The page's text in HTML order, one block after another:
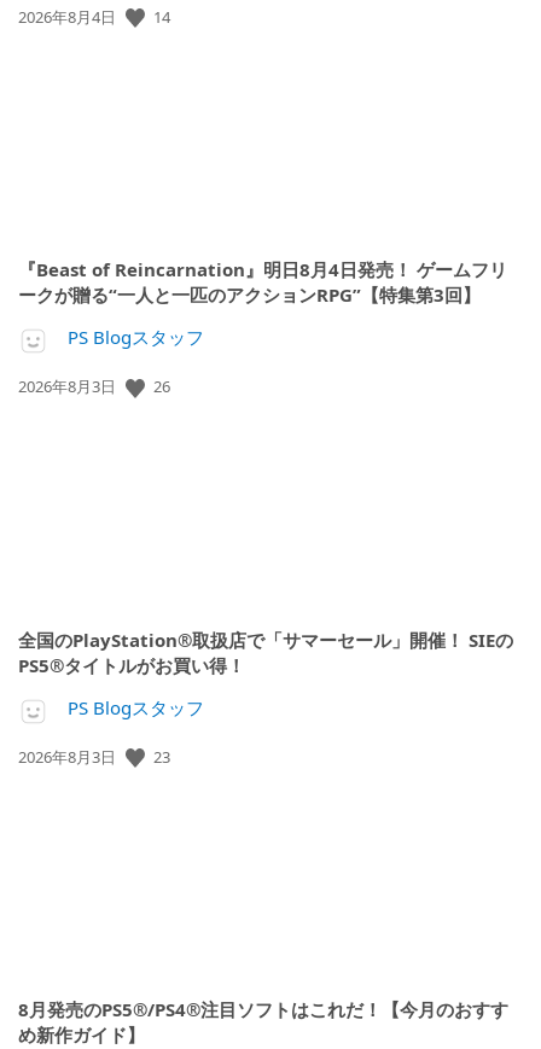
公
2026年8月4日 14
『Beast of Reincarnation』明日8月4日発売！ ゲームフリ
ークが贈る“一人と一匹のアクションRPG”【特集第3回】
PS Blogスタッフ
公
2026年8月3日 26
全国のPlayStation®取扱店で「サマーセール」開催！ SIEの
PS5®タイトルがお買い得！
PS Blogスタッフ
公
2026年8月3日 23
8月発売のPS5®/PS4®注目ソフトはこれだ！【今月のおすす
め新作ガイド】